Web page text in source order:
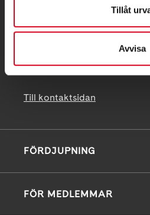
Tillåt
Avvisa
PG 90 10 07-5 | BG 901-
75 | Organisationsnummer
Till kontaktsidan
FÖRDJUPNING
FÖR MEDLEMMAR